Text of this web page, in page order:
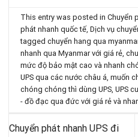
This entry was posted inChuyển
phát nhanh quốc tế,Dịch vụ
taggedchuyển hang qua
nhanh qua Myanmar với giá rẻ,
mức độ bảo mật cao và nhanh
UPS qua các nước châu á,muốn
chóng chóng thì dùng UPS,UPS
- đồ đạc qua đức với giá rẻ và
Chuyển phát nhanh UPS đi